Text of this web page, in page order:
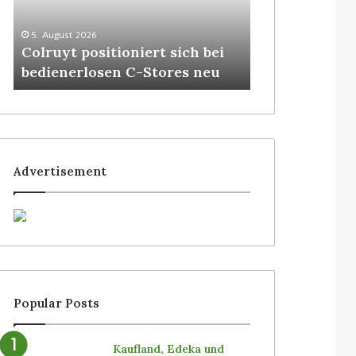
5. August 2026
Colruyt positioniert sich bei
bedienerlosen C-Stores neu
Advertisement
Popular Posts
Kaufland, Edeka und